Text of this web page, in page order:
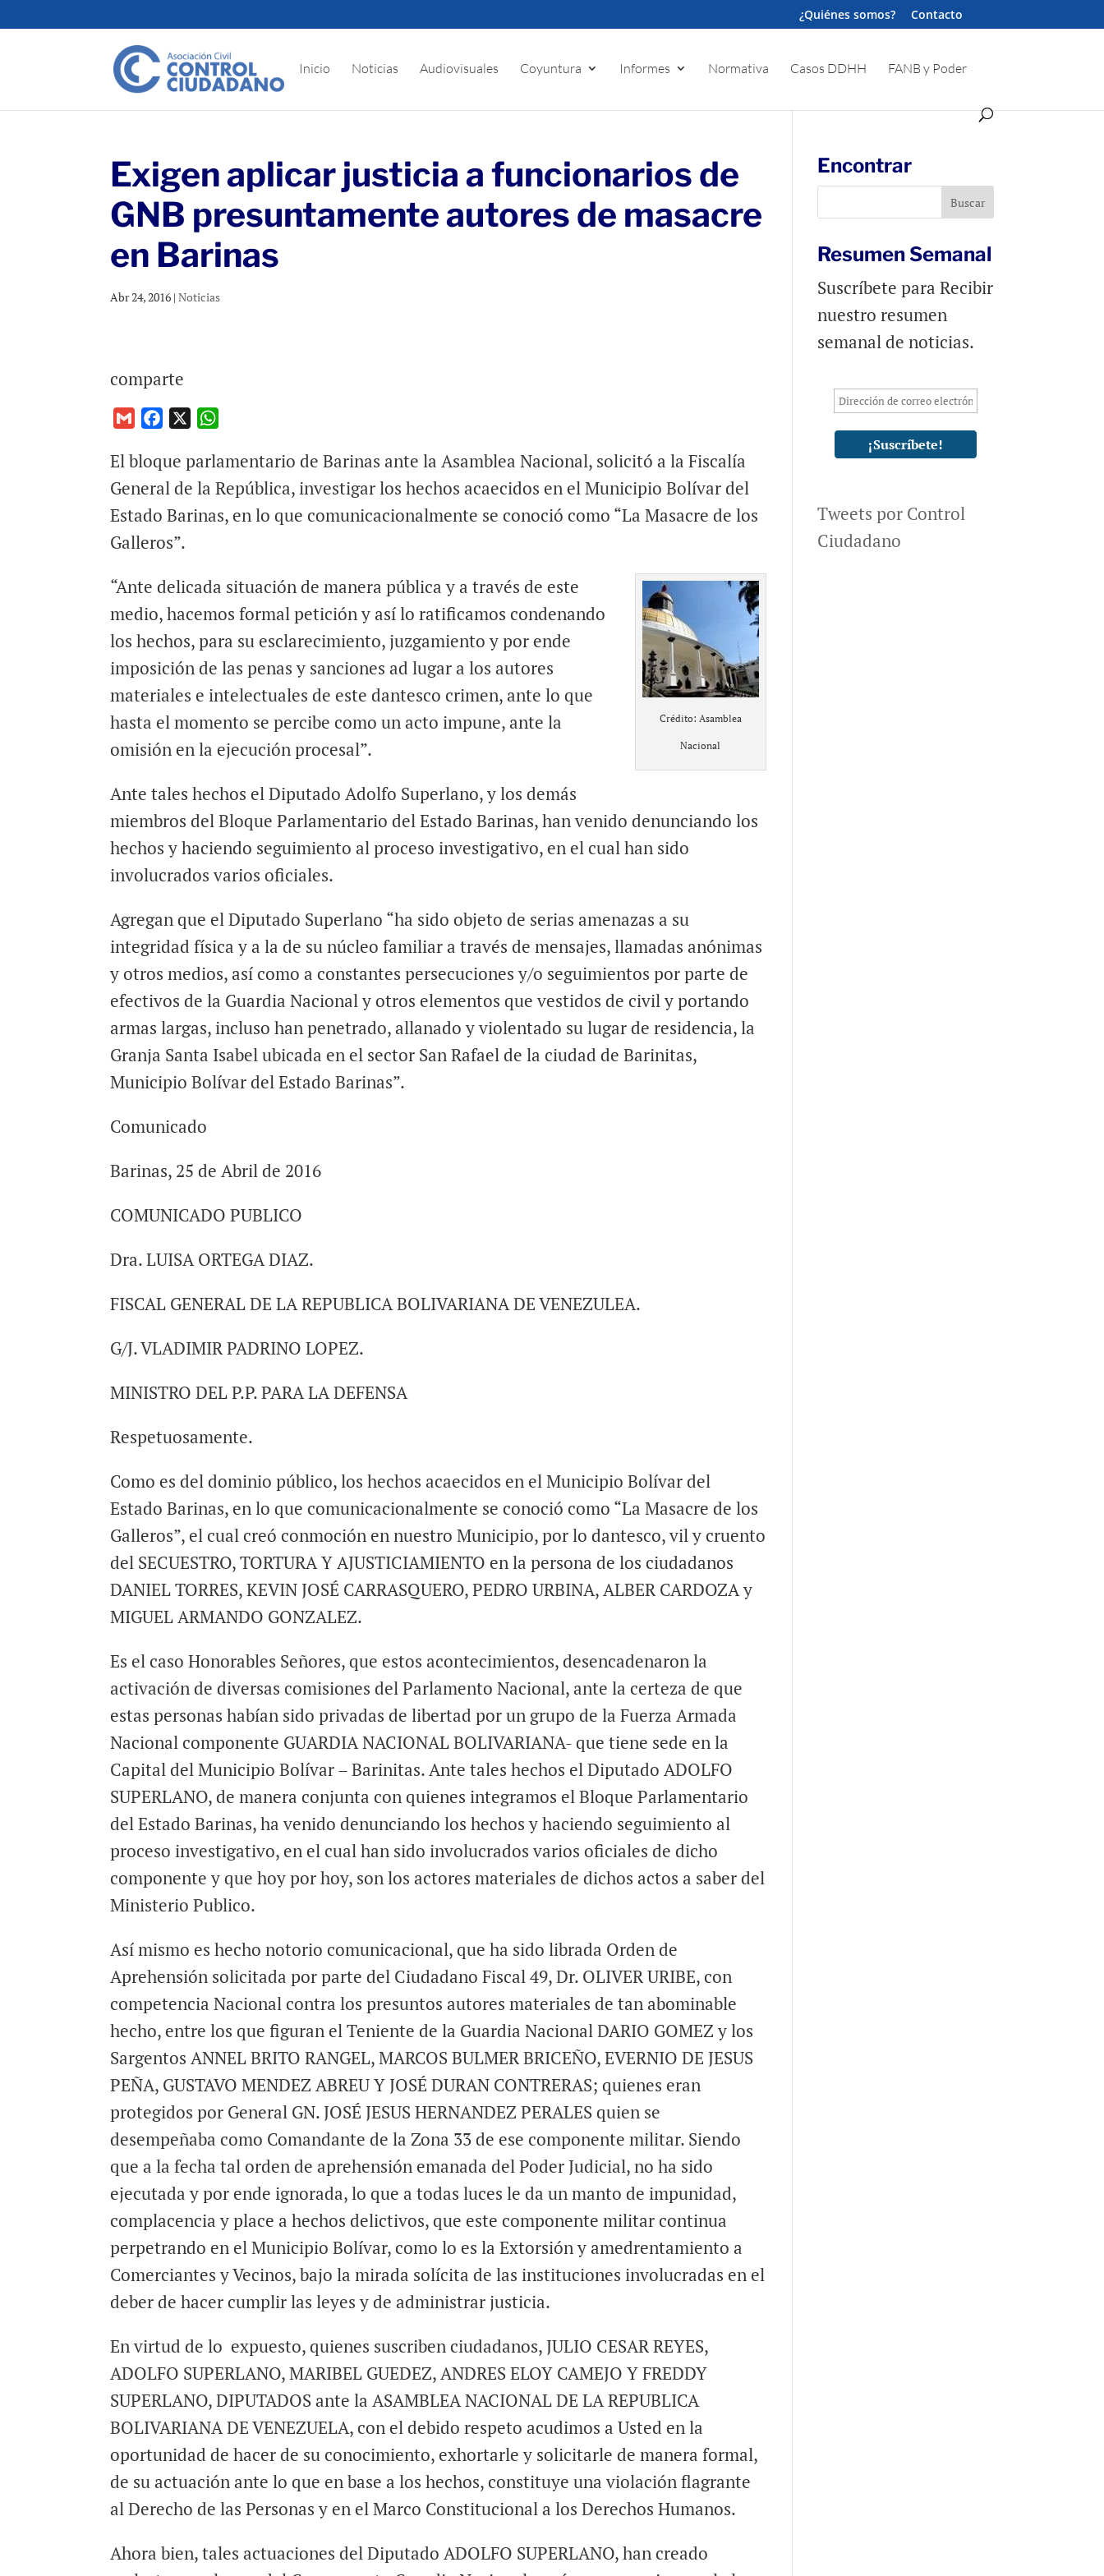
¿Quiénes somos? Contacto
Inicio Noticias Audiovisuales Coyuntura Informes Normativa Casos DDHH FANB y Poder
Exigen aplicar justicia a funcionarios de
GNB presuntamente autores de masacre
en Barinas
Abr 24, 2016 |Noticias
comparte
G
a
i
c
e
o
o
a
t
A
El bloque parlamentario de Barinas ante la Asamblea Nacional, solicitó a la Fiscalía
General de la República, investigar los hechos acaecidos en el Municipio Bolívar del
Estado Barinas, en lo que comunicacionalmente se conoció como “La Masacre de los
Galleros”.
Crédito: Asamblea
Nacional
“Ante delicada situación de manera pública y a través de este
medio, hacemos formal petición y así lo ratificamos condenando
los hechos, para su esclarecimiento, juzgamiento y por ende
imposición de las penas y sanciones ad lugar a los autores
materiales e intelectuales de este dantesco crimen, ante lo que
hasta el momento se percibe como un acto impune, ante la
omisión en la ejecución procesal”.
Ante tales hechos el Diputado Adolfo Superlano, y los demás
miembros del Bloque Parlamentario del Estado Barinas, han venido denunciando los
hechos y haciendo seguimiento al proceso investigativo, en el cual han sido
involucrados varios oficiales.
Agregan que el Diputado Superlano “ha sido objeto de serias amenazas a su
integridad física y a la de su núcleo familiar a través de mensajes, llamadas anónimas
y otros medios, así como a constantes persecuciones y/o seguimientos por parte de
efectivos de la Guardia Nacional y otros elementos que vestidos de civil y portando
armas largas, incluso han penetrado, allanado y violentado su lugar de residencia, la
Granja Santa Isabel ubicada en el sector San Rafael de la ciudad de Barinitas,
Municipio Bolívar del Estado Barinas”.
Comunicado
Barinas, 25 de Abril de 2016
COMUNICADO PUBLICO
Dra. LUISA ORTEGA DIAZ.
FISCAL GENERAL DE LA REPUBLICA BOLIVARIANA DE VENEZULEA.
G/J. VLADIMIR PADRINO LOPEZ.
MINISTRO DEL P.P. PARA LA DEFENSA
Respetuosamente.
Como es del dominio público, los hechos acaecidos en el Municipio Bolívar del
Estado Barinas, en lo que comunicacionalmente se conoció como “La Masacre de los
Galleros”, el cual creó conmoción en nuestro Municipio, por lo dantesco, vil y cruento
del SECUESTRO, TORTURA Y AJUSTICIAMIENTO en la persona de los ciudadanos
DANIEL TORRES, KEVIN JOSÉ CARRASQUERO, PEDRO URBINA, ALBER CARDOZA y
MIGUEL ARMANDO GONZALEZ.
Es el caso Honorables Señores, que estos acontecimientos, desencadenaron la
activación de diversas comisiones del Parlamento Nacional, ante la certeza de que
estas personas habían sido privadas de libertad por un grupo de la Fuerza Armada
Nacional componente GUARDIA NACIONAL BOLIVARIANA- que tiene sede en la
Capital del Municipio Bolívar – Barinitas. Ante tales hechos el Diputado ADOLFO
SUPERLANO, de manera conjunta con quienes integramos el Bloque Parlamentario
del Estado Barinas, ha venido denunciando los hechos y haciendo seguimiento al
proceso investigativo, en el cual han sido involucrados varios oficiales de dicho
componente y que hoy por hoy, son los actores materiales de dichos actos a saber del
Ministerio Publico.
Así mismo es hecho notorio comunicacional, que ha sido librada Orden de
Aprehensión solicitada por parte del Ciudadano Fiscal 49, Dr. OLIVER URIBE, con
competencia Nacional contra los presuntos autores materiales de tan abominable
hecho, entre los que figuran el Teniente de la Guardia Nacional DARIO GOMEZ y los
Sargentos ANNEL BRITO RANGEL, MARCOS BULMER BRICEÑO, EVERNIO DE JESUS
PEÑA, GUSTAVO MENDEZ ABREU Y JOSÉ DURAN CONTRERAS; quienes eran
protegidos por General GN. JOSÉ JESUS HERNANDEZ PERALES quien se
desempeñaba como Comandante de la Zona 33 de ese componente militar. Siendo
que a la fecha tal orden de aprehensión emanada del Poder Judicial, no ha sido
ejecutada y por ende ignorada, lo que a todas luces le da un manto de impunidad,
complacencia y place a hechos delictivos, que este componente militar continua
perpetrando en el Municipio Bolívar, como lo es la Extorsión y amedrentamiento a
Comerciantes y Vecinos, bajo la mirada solícita de las instituciones involucradas en el
deber de hacer cumplir las leyes y de administrar justicia.
En virtud de lo expuesto, quienes suscriben ciudadanos, JULIO CESAR REYES,
ADOLFO SUPERLANO, MARIBEL GUEDEZ, ANDRES ELOY CAMEJO Y FREDDY
SUPERLANO, DIPUTADOS ante la ASAMBLEA NACIONAL DE LA REPUBLICA
BOLIVARIANA DE VENEZUELA, con el debido respeto acudimos a Usted en la
oportunidad de hacer de su conocimiento, exhortarle y solicitarle de manera formal,
de su actuación ante lo que en base a los hechos, constituye una violación flagrante
al Derecho de las Personas y en el Marco Constitucional a los Derechos Humanos.
Ahora bien, tales actuaciones del Diputado ADOLFO SUPERLANO, han creado
Encontrar
Resumen Semanal
Suscríbete para Recibir
nuestro resumen
semanal de noticias.
Tweets por Control
Ciudadano